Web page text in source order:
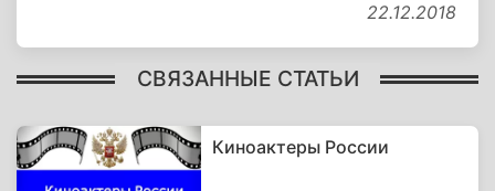
22.12.2018
СВЯЗАННЫЕ СТАТЬИ
Киноактеры России